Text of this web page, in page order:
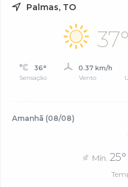
Palmas, TO
37°
36°
Sensação
0.37 km/h
Vento
Amanhã (08/08)
Mín. 25°